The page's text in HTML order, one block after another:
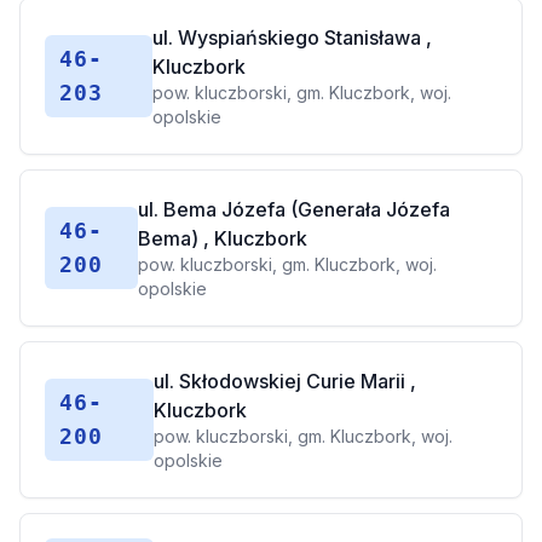
46-
203
ul. Wyspiańskiego Stanisława ,
Kluczbork
pow. kluczborski, gm. Kluczbork, woj.
opolskie
46-
200
ul. Bema Józefa (Generała Józefa
Bema) , Kluczbork
pow. kluczborski, gm. Kluczbork, woj.
opolskie
46-
200
ul. Skłodowskiej Curie Marii ,
Kluczbork
pow. kluczborski, gm. Kluczbork, woj.
opolskie